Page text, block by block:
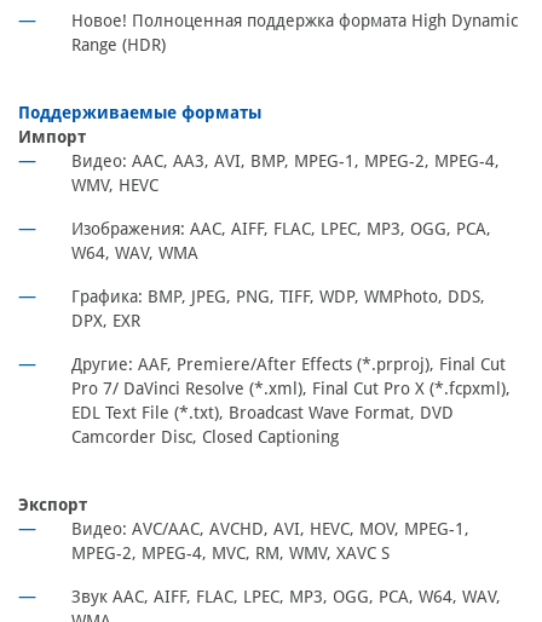
Новое! Полноценная поддержка формата High Dynamic
Range (HDR)
Поддерживаемые форматы
Импорт
Видео: AAC, AA3, AVI, BMP, MPEG-1, MPEG-2, MPEG-4,
WMV, HEVC
Изображения: AAC, AIFF, FLAC, LPEC, MP3, OGG, PCA,
W64, WAV, WMA
Графика: BMP, JPEG, PNG, TIFF, WDP, WMPhoto, DDS,
DPX, EXR
Другие: AAF, Premiere/After Effects (*.prproj), Final Cut
Pro 7/ DaVinci Resolve (*.xml), Final Cut Pro X (*.fcpxml),
EDL Text File (*.txt), Broadcast Wave Format, DVD
Camcorder Disc, Closed Captioning
Экспорт
Видео: AVC/AAC, AVCHD, AVI, HEVC, MOV, MPEG-1,
MPEG-2, MPEG-4, MVC, RM, WMV, XAVC S
Звук AAC, AIFF, FLAC, LPEC, MP3, OGG, PCA, W64, WAV,